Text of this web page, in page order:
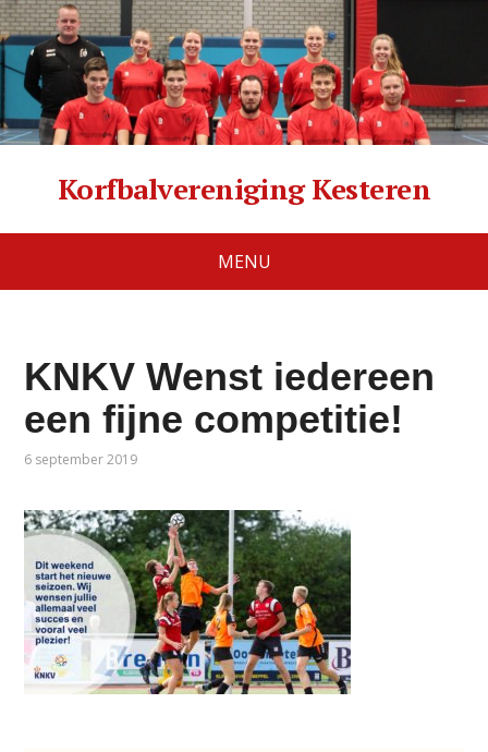
Korfbalvereniging Kesteren
MENU
KNKV Wenst iedereen
een fijne competitie!
6 september 2019